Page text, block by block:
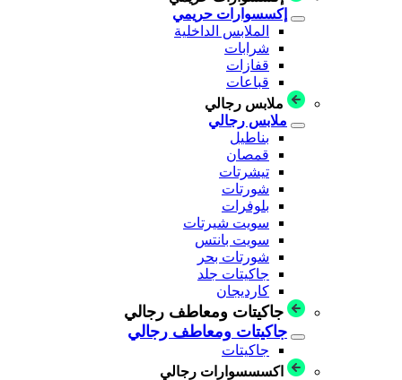
إكسسوارات حريمي
الملابس الداخلية
شرابات
قفازات
قباعات
ملابس رجالي
ملابس رجالي
بناطيل
قمصان
تيشرتات
شورتات
بلوفرات
سويت شيرتات
سويت بانتس
شورتات بحر
جاكيتات جلد
كارديجان
جاكيتات ومعاطف رجالي
جاكيتات ومعاطف رجالي
جاكيتات
اكسسسوارات رجالي